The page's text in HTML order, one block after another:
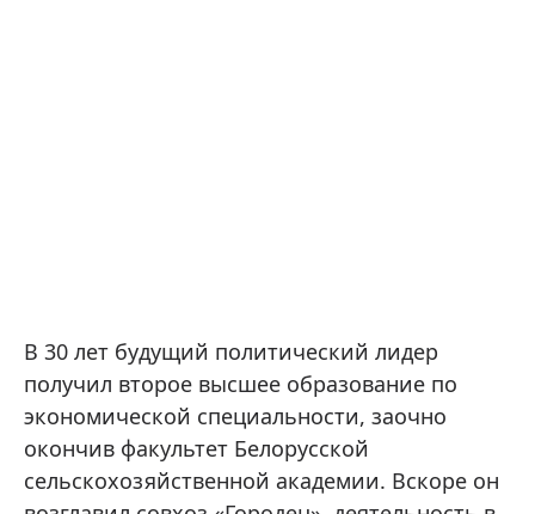
В 30 лет будущий политический лидер
получил второе высшее образование по
экономической специальности, заочно
окончив факультет Белорусской
сельскохозяйственной академии. Вскоре он